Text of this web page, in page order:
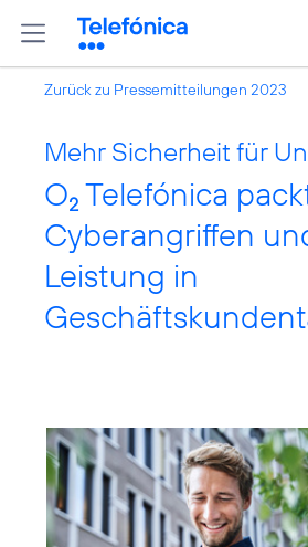
Zurück zu Pressemitteilungen 2023
Mehr Sicherheit für
O2 Telefónica
Cyberangriffen
Leistung in